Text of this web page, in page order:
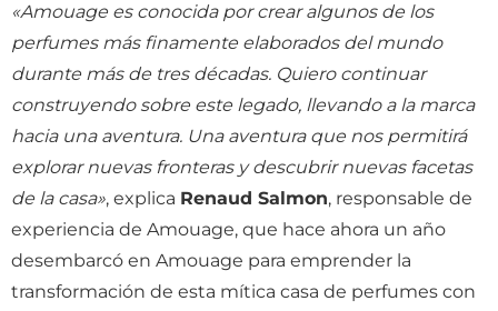
«Amouage es conocida por crear algunos de los
perfumes más finamente elaborados del mundo
durante más de tres décadas. Quiero continuar
construyendo sobre este legado, llevando a la marca
hacia una aventura. Una aventura que nos permitirá
explorar nuevas fronteras y descubrir nuevas facetas
de la casa», explica Renaud Salmon, responsable de
experiencia de Amouage, que hace ahora un año
desembarcó en Amouage para emprender la
transformación de esta mítica casa de perfumes con